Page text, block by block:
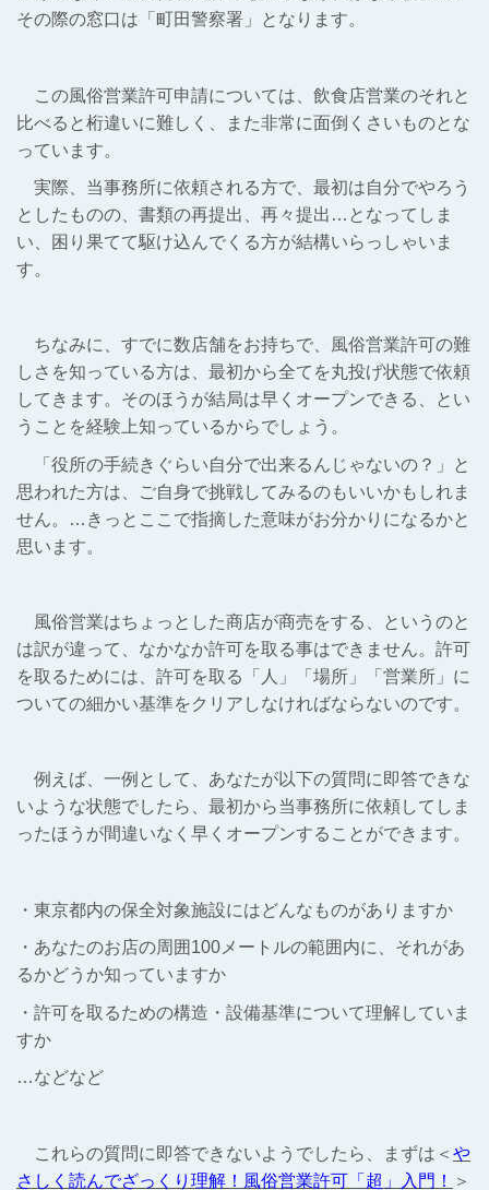
その際の窓口は「町田警察署」となります。
この風俗営業許可申請については、飲食店営業のそれと
比べると桁違いに難しく、また非常に面倒くさいものとな
っています。
実際、当事務所に依頼される方で、最初は自分でやろう
としたものの、書類の再提出、再々提出…となってしま
い、困り果てて駆け込んでくる方が結構いらっしゃいま
す。
ちなみに、すでに数店舗をお持ちで、風俗営業許可の難
しさを知っている方は、最初から全てを丸投げ状態で依頼
してきます。そのほうが結局は早くオープンできる、とい
うことを経験上知っているからでしょう。
「役所の手続きぐらい自分で出来るんじゃないの？」と
思われた方は、ご自身で挑戦してみるのもいいかもしれま
せん。…きっとここで指摘した意味がお分かりになるかと
思います。
風俗営業はちょっとした商店が商売をする、というのと
は訳が違って、なかなか許可を取る事はできません。許可
を取るためには、許可を取る「人」「場所」「営業所」に
ついての細かい基準をクリアしなければならないのです。
例えば、一例として、あなたが以下の質問に即答できな
いような状態でしたら、最初から当事務所に依頼してしま
ったほうが間違いなく早くオープンすることができます。
・東京都内の保全対象施設にはどんなものがありますか
・あなたのお店の周囲100メートルの範囲内に、それがあ
るかどうか知っていますか
・許可を取るための構造・設備基準について理解していま
すか
…などなど
これらの質問に即答できないようでしたら、まずは＜ や
さしく読んでざっくり理解！風俗営業許可「超」入門！
＞